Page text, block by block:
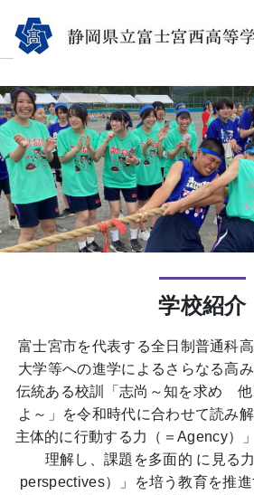
学校紹介
富士宮市を代表する全日制普通科
大学等への進学によるさらなる高
伝統ある校訓「志尚～知を求め
よ～」を令和時代に合わせて読み
主体的に行動する力（＝Agency）
理解し、課題を多面的 に見る
perspectives）」を培う教育を推